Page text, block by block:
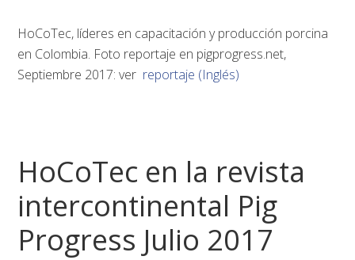
HoCoTec, líderes en capacitación y producción porcina
en Colombia. Foto reportaje en pigprogress.net,
Septiembre 2017: ver reportaje (Inglés)
HoCoTec en la revista
intercontinental Pig
Progress Julio 2017